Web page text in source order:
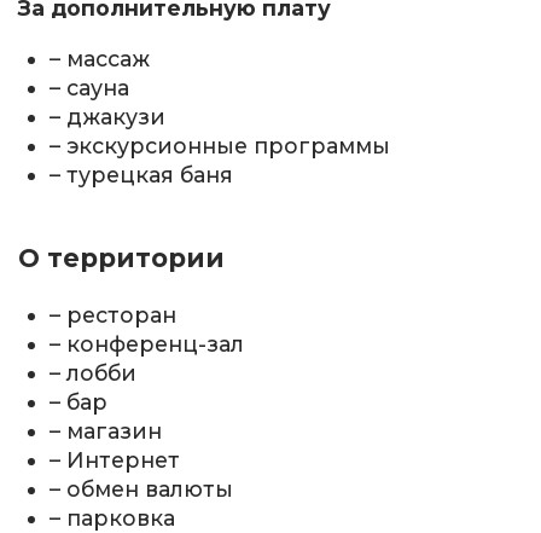
За дополнительную плату
– массаж
– сауна
– джакузи
– экскурсионные программы
– турецкая баня
О территории
– ресторан
– конференц-зал
– лобби
– бар
– магазин
– Интернет
– обмен валюты
– парковка